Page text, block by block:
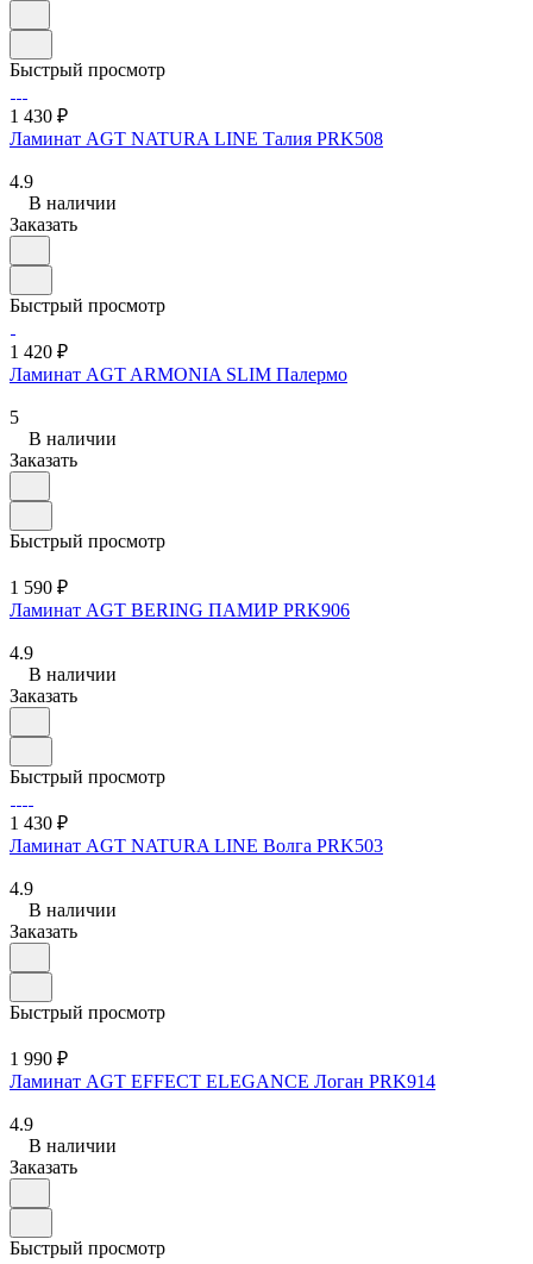
Быстрый просмотр
1 430 ₽
Ламинат AGT NATURA LINE Талия PRK508
4.9
В наличии
Заказать
Быстрый просмотр
1 420 ₽
Ламинат AGT ARMONIA SLIM Палермо
5
В наличии
Заказать
Быстрый просмотр
1 590 ₽
Ламинат AGT BERING ПАМИР PRK906
4.9
В наличии
Заказать
Быстрый просмотр
1 430 ₽
Ламинат AGT NATURA LINE Волга PRK503
4.9
В наличии
Заказать
Быстрый просмотр
1 990 ₽
Ламинат AGT EFFECT ELEGANCE Логан PRK914
4.9
В наличии
Заказать
Быстрый просмотр